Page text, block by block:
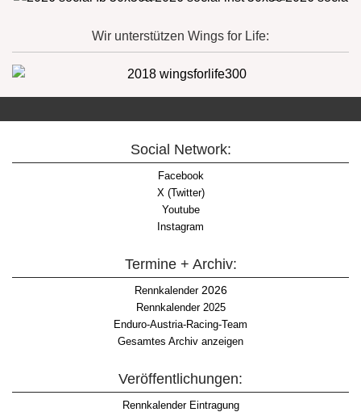
Wir unterstützen Wings for Life:
Social Network:
Facebook
X (Twitter)
Youtube
Instagram
Termine + Archiv:
Rennkalender2026
Rennkalender 2025
Enduro-Austria-Racing-Team
Gesamtes Archiv anzeigen
Veröffentlichungen:
Rennkalender Eintragung